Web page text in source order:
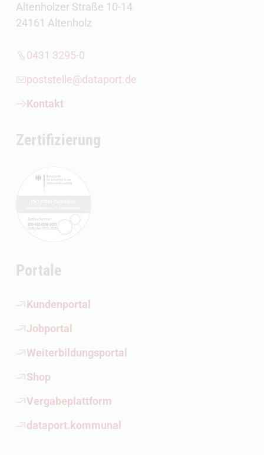
Altenholzer Straße 10-14
24161 Altenholz
0431 3295-0
poststelle@dataport.de
Kontakt
Zertifizierung
Portale
Kundenportal
(Öffnet externen Link)
Jobportal
(Öffnet externen Link)
Weiterbildungsportal
(Öffnet externen Link)
Shop
(Öffnet externen Link)
Vergabeplattform
(Öffnet externen Link)
dataport.kommunal
(Öffnet externen Link)